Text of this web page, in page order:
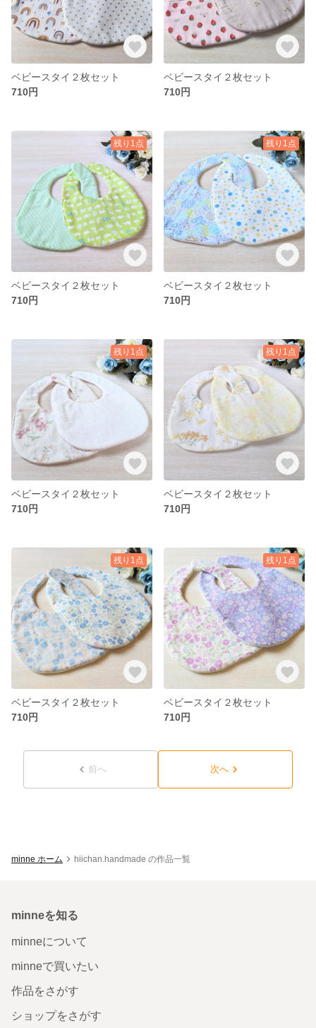
ベビースタイ２枚セット
710円
ベビースタイ２枚セット
710円
残り1点
ベビースタイ２枚セット
710円
残り1点
ベビースタイ２枚セット
710円
残り1点
ベビースタイ２枚セット
710円
残り1点
ベビースタイ２枚セット
710円
残り1点
ベビースタイ２枚セット
710円
残り1点
ベビースタイ２枚セット
710円
前へ 次へ
minne ホーム hiichan.handmade の作品一覧
minneを知る
minneについて
minneで買いたい
作品をさがす
ショップをさがす